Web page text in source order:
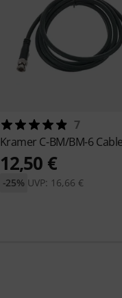
7
Kramer C-BM/BM-6
12,50 €
UVP: 16,66 €
-25%